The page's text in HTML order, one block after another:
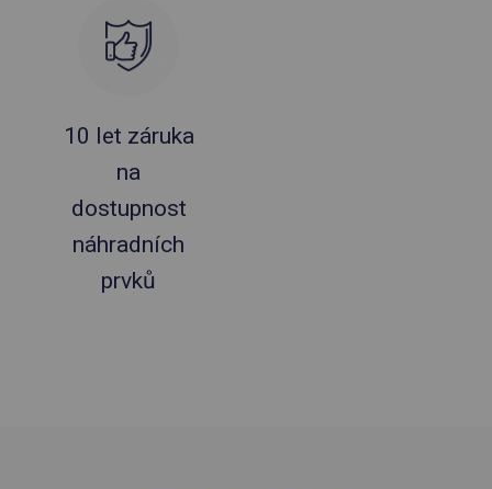
10 let záruka
na
dostupnost
náhradních
prvků